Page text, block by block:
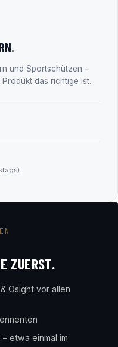
findest du transparent
und Sportschützen –
das richtige ist.
ZUERST.
Osight vor allen
etwa einmal im